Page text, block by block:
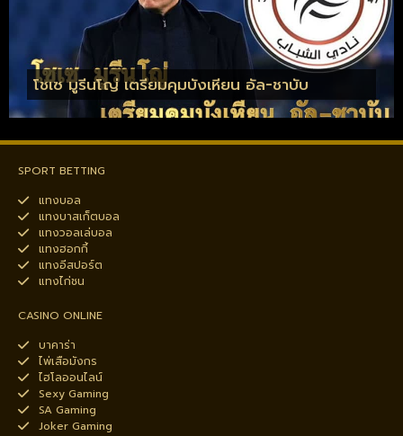
โชเซ มูรีนโญ่ เตรียมคุมบังเหียน อัล-ชาบับ
SPORT BETTING
แทงบอล
แทงบาสเก็ตบอล
แทงวอลเล่บอล
แทงฮอกกี้
แทงอีสปอร์ต
แทงไก่ชน
CASINO ONLINE
บาคาร่า
ไพ่เสือมังกร
ไฮโลออนไลน์
Sexy Gaming
SA Gaming
Joker Gaming